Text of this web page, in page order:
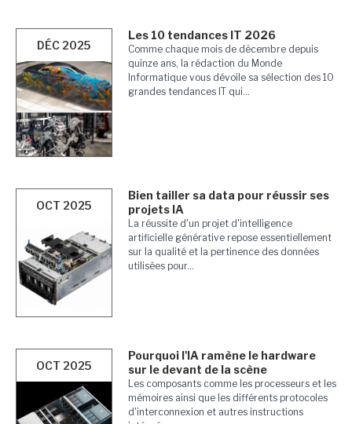
DÉC 2025
Les 10 tendances IT 2026
Comme chaque mois de décembre depuis
quinze ans, la rédaction du Monde
Informatique vous dévoile sa sélection des 10
grandes tendances IT qui...
OCT 2025
Bien tailler sa data pour réussir ses
projets IA
La réussite d'un projet d'intelligence
artificielle générative repose essentiellement
sur la qualité et la pertinence des données
utilisées pour...
OCT 2025
Pourquoi l'IA ramène le hardware
sur le devant de la scène
Les composants comme les processeurs et les
mémoires ainsi que les différents protocoles
d'interconnexion et autres instructions